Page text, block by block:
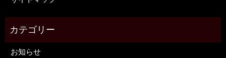
お知らせ